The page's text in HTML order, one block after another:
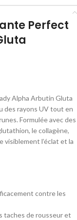
Perfect
Alpha Arbutin Gluta
des rayons UV tout en
Formulée avec des
le collagène,
visiblement l’éclat et la
contre les
taches de rousseur et